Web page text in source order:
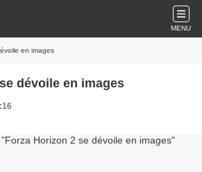
MENU
en images
dévoile en images